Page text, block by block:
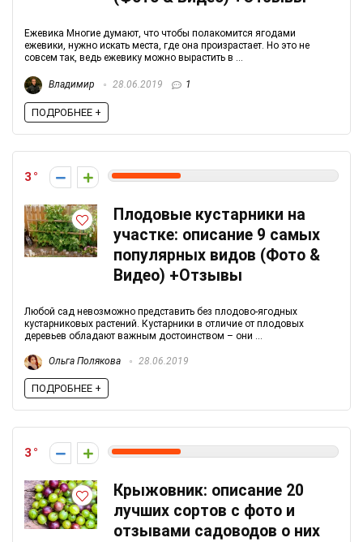
Ежевика Многие думают, что чтобы полакомится ягодами
ежевики, нужно искать места, где она произрастает. Но это не
совсем так, ведь ежевику можно вырастить в ...
Владимир 28.06.2019 1
ПОДРОБНЕЕ +
3
Плодовые кустарники на
участке: описание 9 самых
популярных видов (Фото &
Видео) +Отзывы
Любой сад невозможно представить без плодово-ягодных
кустарниковых растений. Кустарники в отличие от плодовых
деревьев обладают важным достоинством – они ...
Ольга Полякова 28.06.2019
ПОДРОБНЕЕ +
3
Крыжовник: описание 20
лучших сортов с фото и
отзывами садоводов о них